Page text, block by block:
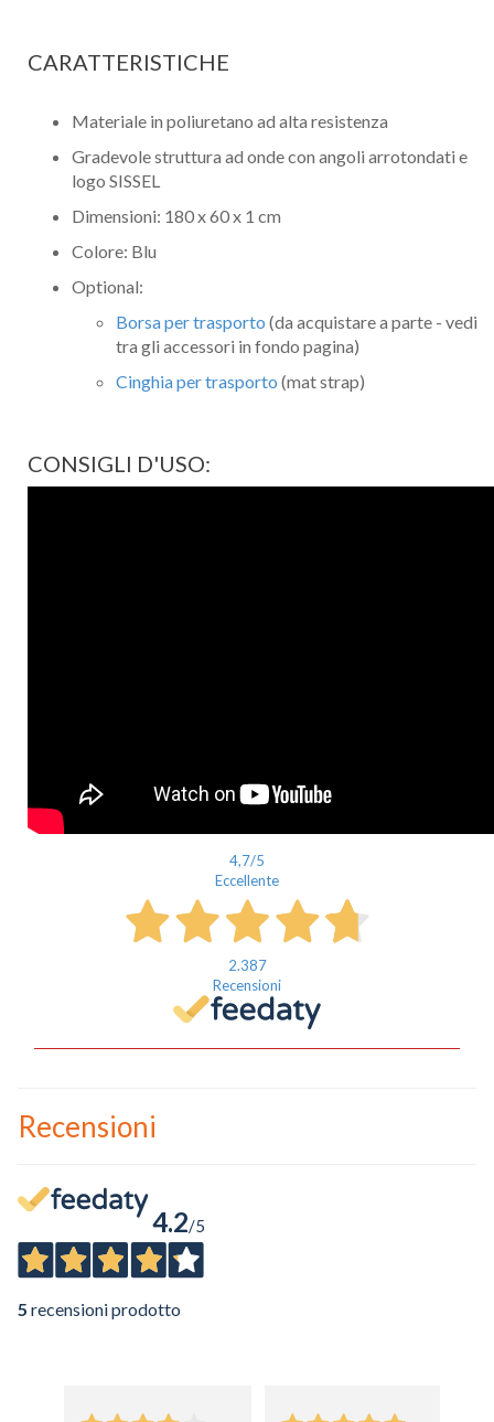
CARATTERISTICHE
Materiale in poliuretano ad alta resistenza
Gradevole struttura ad onde con angoli arrotondati e
logo SISSEL
Dimensioni: 180 x 60 x 1 cm
Colore: Blu
Optional:
Borsa per trasporto (da acquistare a parte - vedi
tra gli accessori in fondo pagina)
Cinghia per trasporto (mat strap)
CONSIGLI D'USO:
4,7/5
Eccellente
2.387
Recensioni
Recensioni
4.2/5
5 recensioni prodotto